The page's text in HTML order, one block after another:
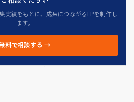
実績をもとに、成果につながるLPを制作し
ます。
料で相談する →